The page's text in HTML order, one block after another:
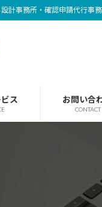
計事務所・確認申請代行事
ス お問い合
CONTACT